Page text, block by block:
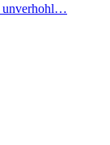
unverhohl…